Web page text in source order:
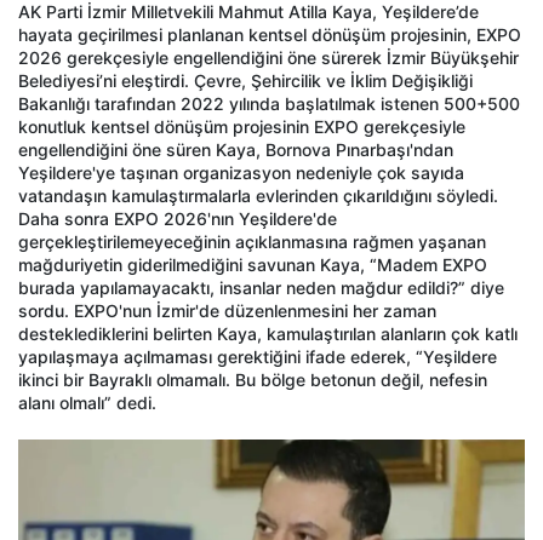
AK Parti İzmir Milletvekili Mahmut Atilla Kaya, Yeşildere’de
hayata geçirilmesi planlanan kentsel dönüşüm projesinin, EXPO
2026 gerekçesiyle engellendiğini öne sürerek İzmir Büyükşehir
Belediyesi’ni eleştirdi. Çevre, Şehircilik ve İklim Değişikliği
Bakanlığı tarafından 2022 yılında başlatılmak istenen 500+500
konutluk kentsel dönüşüm projesinin EXPO gerekçesiyle
engellendiğini öne süren Kaya, Bornova Pınarbaşı'ndan
Yeşildere'ye taşınan organizasyon nedeniyle çok sayıda
vatandaşın kamulaştırmalarla evlerinden çıkarıldığını söyledi.
Daha sonra EXPO 2026'nın Yeşildere'de
gerçekleştirilemeyeceğinin açıklanmasına rağmen yaşanan
mağduriyetin giderilmediğini savunan Kaya, “Madem EXPO
burada yapılamayacaktı, insanlar neden mağdur edildi?” diye
sordu. EXPO'nun İzmir'de düzenlenmesini her zaman
desteklediklerini belirten Kaya, kamulaştırılan alanların çok katlı
yapılaşmaya açılmaması gerektiğini ifade ederek, “Yeşildere
ikinci bir Bayraklı olmamalı. Bu bölge betonun değil, nefesin
alanı olmalı” dedi.